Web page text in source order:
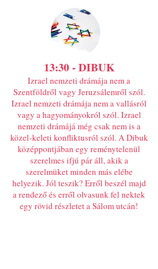
13:30​​ - DIBUK
Izrael nemzeti drámája nem a
Szentföldről vagy Jeruzsálemről szól.
Izrael nemzeti drámája nem a vallásról
vagy a hagyományokról szól. Izrael
nemzeti drámájá még csak nem is a
közel-keleti konfliktusról szól. A Dibuk
középpontjában egy reménytelenül
szerelmes ifjú pár áll, akik a
szerelmüket minden más elébe
helyezik. Jól teszik? Erről beszél majd
a rendező és erről olvasunk fel nektek
egy rövid részletet a Sálom utcán!